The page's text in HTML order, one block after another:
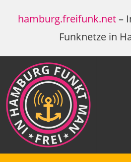
Inhalthamburg.freifunk.net–
Funknetze in